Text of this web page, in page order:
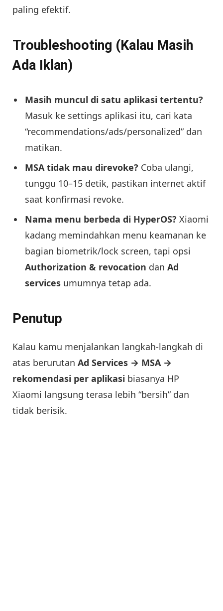
paling efektif.
Troubleshooting (Kalau Masih
Ada Iklan)
Masih muncul di satu aplikasi tertentu?
Masuk ke settings aplikasi itu, cari kata
“recommendations/ads/personalized” dan
matikan.
MSA tidak mau direvoke? Coba ulangi,
tunggu 10–15 detik, pastikan internet aktif
saat konfirmasi revoke.
Nama menu berbeda di HyperOS? Xiaomi
kadang memindahkan menu keamanan ke
bagian biometrik/lock screen, tapi opsi
Authorization & revocation dan Ad
services umumnya tetap ada.
Penutup
Kalau kamu menjalankan langkah-langkah di
atas berurutan Ad Services → MSA →
rekomendasi per aplikasi biasanya HP
Xiaomi langsung terasa lebih “bersih” dan
tidak berisik.